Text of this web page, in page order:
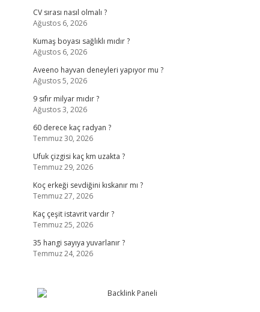
CV sırası nasıl olmalı ?
Ağustos 6, 2026
Kumaş boyası sağlıklı mıdır ?
Ağustos 6, 2026
Aveeno hayvan deneyleri yapıyor mu ?
Ağustos 5, 2026
9 sıfır milyar mıdır ?
Ağustos 3, 2026
60 derece kaç radyan ?
Temmuz 30, 2026
Ufuk çizgisi kaç km uzakta ?
Temmuz 29, 2026
Koç erkeği sevdiğini kıskanır mı ?
Temmuz 27, 2026
Kaç çeşit istavrit vardır ?
Temmuz 25, 2026
35 hangi sayıya yuvarlanır ?
Temmuz 24, 2026